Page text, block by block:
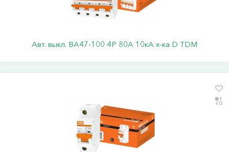
Авт. выкл. ВА47-100 4Р 80А 10кА х-ка D TDM